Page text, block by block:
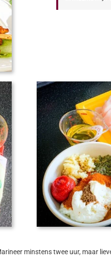
minstens twee uur, maar